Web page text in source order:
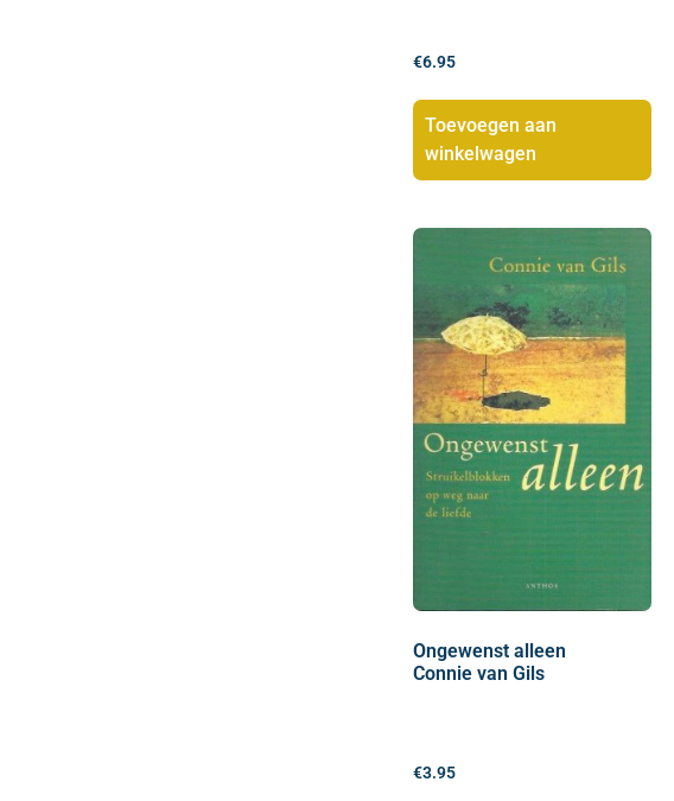
€6.95
Toevoegen aan
winkelwagen
Ongewenst alleen
Connie van Gils
€3.95